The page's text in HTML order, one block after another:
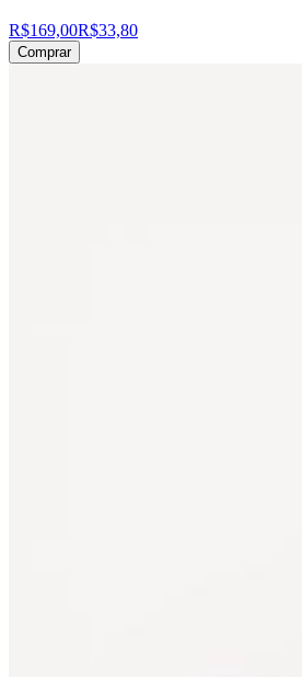
R$169,00R$33,80
Comprar